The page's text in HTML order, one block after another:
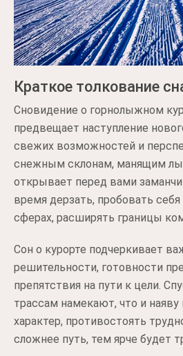
Краткое толкование
Сновидение о горнолыжном
предвещает наступление
свежих возможностей и
снежным склонам, манящим
открывает перед вами
время дерзать, пробовать
сферах, расширять границы
Сон о курорте подчеркивает
решительности, готовности
препятствия на пути к цели.
трассам намекают, что и наяву
характер, противостоять
сложнее путь, тем ярче будет